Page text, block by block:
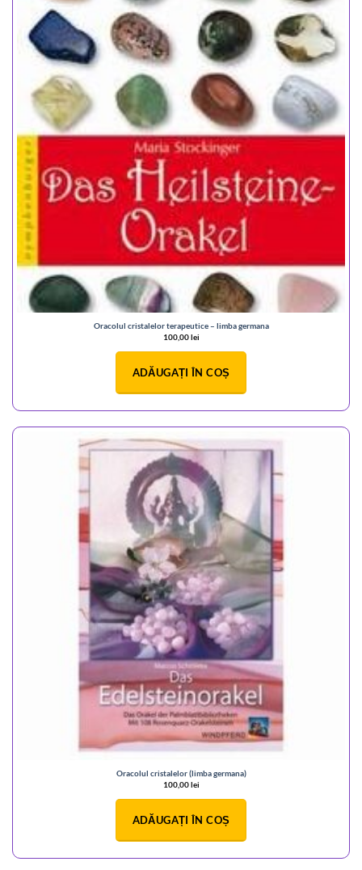
Oracolul cristalelor terapeutice – limba germana
100,00lei
ADĂUGAȚI ÎN COȘ
Oracolul cristalelor (limba germana)
100,00lei
ADĂUGAȚI ÎN COȘ